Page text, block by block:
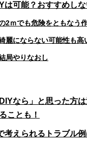
は可能？おすすめし
2ｍでも危険をともなう
麗にならない可能性も高
局やりなおし
なら」と思った方
ことも！
考えられるトラブル例